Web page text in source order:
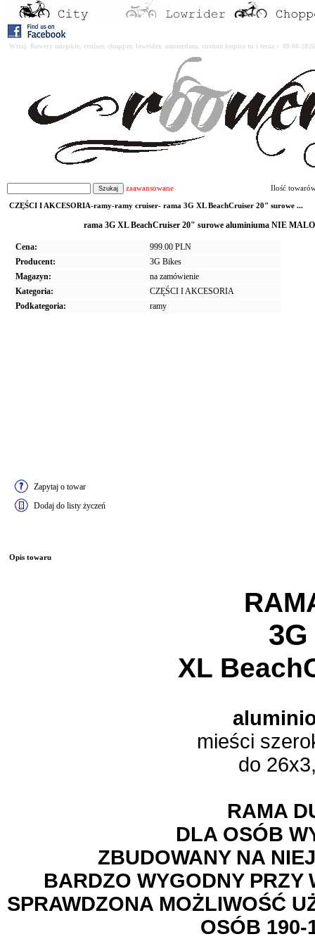
Witaj. Rowery miejskie, cruiser, chopper, lowrider, amsterdam, custom kupisz tu i teraz : 08-08-
zaawansowane Ilość
CZĘŚCI I AKCESORIA-ramy-ramy cruiser- rama 3G XL BeachCruiser 20" surowe ...
rama 3G XL BeachCruiser 20" surowe aluminiuma NIE
Cena:
999.00 PLN
Producent:
3G Bikes
Magazyn:
na zamówienie
Kategoria:
CZĘŚCI I AKCESORIA
Podkategoria:
ramy
Zapytaj o towar
Dodaj do listy życzeń
Opis towaru
3G
XL
mieści
do
RAMA
DLA OSÓB
ZBUDOWANY NA
BARDZO WYGODNY PRZY
SPRAWDZONA MOŻLIWOŚĆ
OSÓB 190-